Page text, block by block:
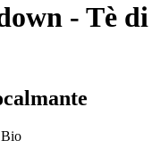
- Tè di